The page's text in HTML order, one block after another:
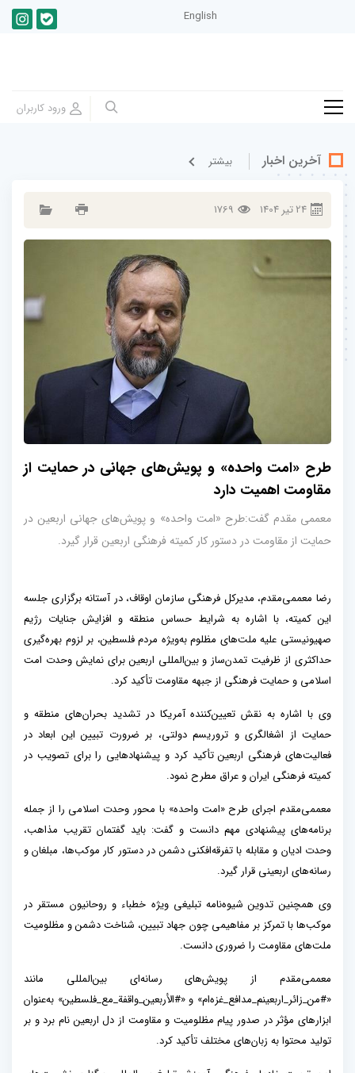
English
آخرین اخبار بيشتر
24تير 1404
1769
طرح «امت واحده» و پویش‌های جهانی در حمایت از
مقاومت اهمیت دارد
معممی مقدم گفت:طرح «امت واحده» و پویش‌های جهانی اربعین در
حمایت از مقاومت در دستور کار کمیته فرهنگی اربعین قرار گیرد.
رضا معممی‌مقدم، مدیرکل فرهنگی سازمان اوقاف، در آستانه برگزاری جلسه
این کمیته، با اشاره به شرایط حساس منطقه و افزایش جنایات رژیم
صهیونیستی علیه ملت‌های مظلوم به‌ویژه مردم فلسطین، بر لزوم بهره‌گیری
حداکثری از ظرفیت تمدن‌ساز و بین‌المللی اربعین برای نمایش وحدت امت
اسلامی و حمایت فرهنگی از جبهه مقاومت تأکید کرد.
وی با اشاره به نقش تعیین‌کننده آمریکا در تشدید بحران‌های منطقه و
حمایت از اشغالگری و تروریسم دولتی، بر ضرورت تبیین این ابعاد در
فعالیت‌های فرهنگی اربعین تأکید کرد و پیشنهادهایی را برای تصویب در
کمیته فرهنگی ایران و عراق مطرح نمود.
معممی‌مقدم اجرای طرح «امت واحده» با محور وحدت اسلامی را از جمله
برنامه‌های پیشنهادی مهم دانست و گفت: باید گفتمان تقریب مذاهب،
وحدت ادیان و مقابله با تفرقه‌افکنی دشمن در دستور کار موکب‌ها، مبلغان و
رسانه‌های اربعینی قرار گیرد.
وی همچنین تدوین شیوه‌نامه تبلیغی ویژه خطباء و روحانیون مستقر در
موکب‌ها با تمرکز بر مفاهیمی چون جهاد تبیین، شناخت دشمن و مظلومیت
ملت‌های مقاومت را ضروری دانست.
معممی‌مقدم از پویش‌های رسانه‌ای بین‌المللی مانند
«#من_زائر_اربعینم_مدافع_غزه‌ام» و «#الأربعین_واقفة_مع_فلسطین» به‌عنوان
ابزارهای مؤثر در صدور پیام مظلومیت و مقاومت از دل اربعین نام برد و بر
تولید محتوا به زبان‌های مختلف تأکید کرد.